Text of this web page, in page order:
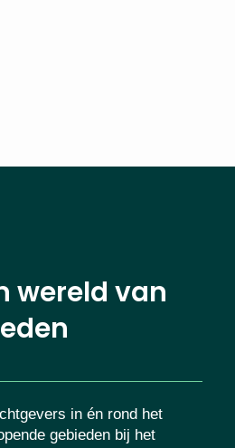
wereld van
in én rond het
gebieden bij het